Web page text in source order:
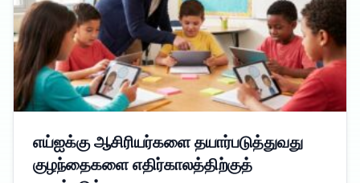
எய்ஐக்கு ஆசிரியர்களை தயார்படுத்துவது
குழந்தைகளை எதிர்காலத்திற்குத்